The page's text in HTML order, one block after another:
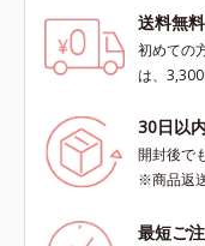
送料無料
初めての
は、
30日以
開封後で
※商品返
最短ご